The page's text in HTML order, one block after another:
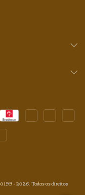
- 2026. Todos os direitos